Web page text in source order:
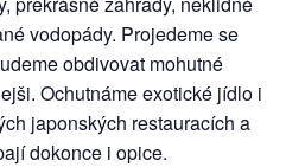
vodopády. Projedeme se
obdivovat mohutné
Ochutnáme exotické jídlo i
japonských restauracích a
dokonce i opice.